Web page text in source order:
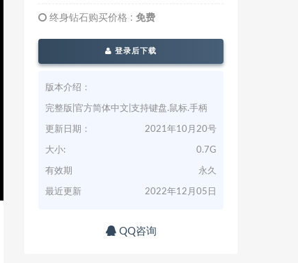
终身钻石购买价格 : 免费
登录后下载
版本介绍：
完整版|官方简体中文|支持键盘.鼠标.手柄
更新日期： 2021年10月20号
大小: 0.7G
有效期 永久
最近更新 2022年12月05日
QQ咨询